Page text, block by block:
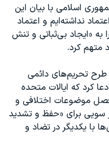
اسلامی با بیان این
نداشته‌ایم و اعتماد
به «ایجاد بی‌ثباتی و تنش
متهم کرد.
طرح تحریم‌های دائمی
کرد که ایالات متحده
موضوعات اختلافی و
سویی برای «حفظ و تشدید
با یکدیگر در تضاد و